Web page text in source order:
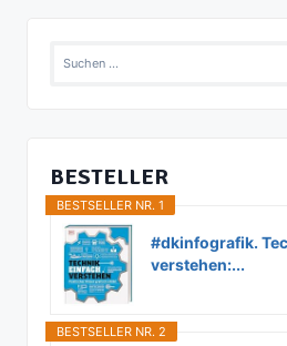
Suchen
BESTELLER
BESTSELLER NR. 1
#dkinfografik.
verstehen:...
BESTSELLER NR. 2